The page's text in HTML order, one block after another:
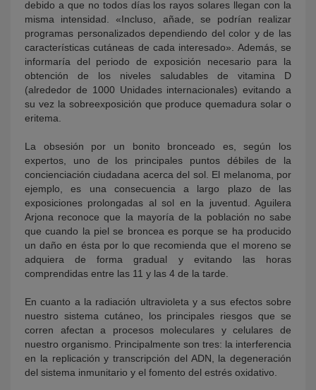
debido a que no todos días los rayos solares llegan con la
misma intensidad. «Incluso, añade, se podrían realizar
programas personalizados dependiendo del color y de las
características cutáneas de cada interesado». Además, se
informaría del periodo de exposición necesario para la
obtención de los niveles saludables de vitamina D
(alrededor de 1000 Unidades internacionales) evitando a
su vez la sobreexposición que produce quemadura solar o
eritema.
La obsesión por un bonito bronceado es, según los
expertos, uno de los principales puntos débiles de la
concienciación ciudadana acerca del sol. El melanoma, por
ejemplo, es una consecuencia a largo plazo de las
exposiciones prolongadas al sol en la juventud. Aguilera
Arjona reconoce que la mayoría de la población no sabe
que cuando la piel se broncea es porque se ha producido
un daño en ésta por lo que recomienda que el moreno se
adquiera de forma gradual y evitando las horas
comprendidas entre las 11 y las 4 de la tarde.
En cuanto a la radiación ultravioleta y a sus efectos sobre
nuestro sistema cutáneo, los principales riesgos que se
corren afectan a procesos moleculares y celulares de
nuestro organismo. Principalmente son tres: la interferencia
en la replicación y transcripción del ADN, la degeneración
del sistema inmunitario y el fomento del estrés oxidativo.